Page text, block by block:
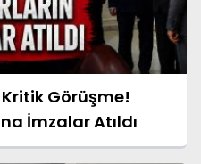
Görüşme!
İmzalar Atıldı